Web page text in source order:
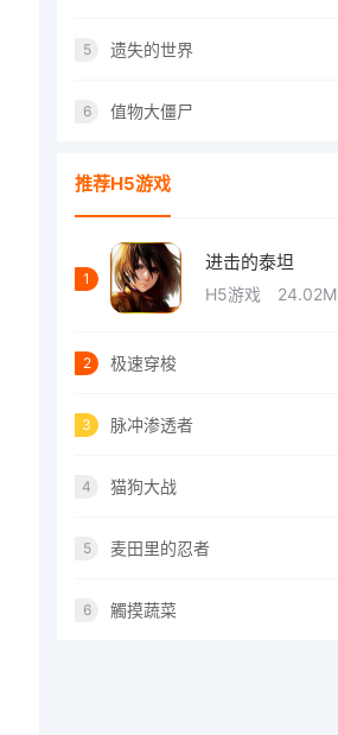
5 遗失的世界
6 值物大僵尸
推荐H5游戏
1
进击的泰坦
H5游戏 24.02M
2 极速穿梭
3 脉冲渗透者
4 猫狗大战
5 麦田里的忍者
6 觸摸蔬菜